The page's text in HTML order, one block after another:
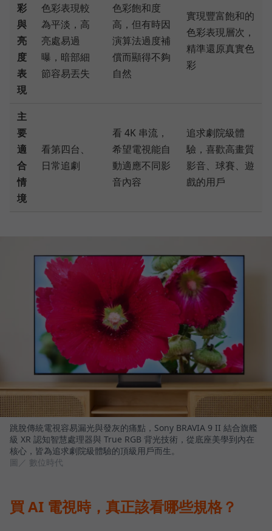
彩
與
亮
度
表
現
色彩表現較
為平淡，高
亮處易過
曝，暗部細
節容易丟失
色彩飽和度
高，但有時因
演算法過度補
償而顯得不夠
自然
實現豐富飽和的
色彩表現層次，
精準還原真實色
彩
主
要
適
合
情
境
看第四台、
日常追劇
看 4K 串流，
希望電視能自
動適應不同影
音內容
追求劇院級體
驗，喜歡高畫質
影音、球賽、遊
戲的用戶
跳脫傳統電視容易漏光與發灰的痛點，Sony BRAVIA 9 II 結合旗艦
級 XR 認知智慧處理器與 True RGB 背光技術，從底座美學到內在
核心，皆為追求劇院級體驗的頂級用戶而生。
圖／ 數位時代
買 AI 電視時，真正該看哪些規格？